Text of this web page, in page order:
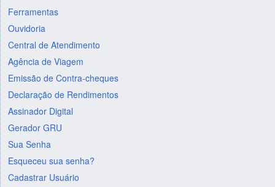
Ferramentas
Ouvidoria
Central de Atendimento
Agência de Viagem
Emissão de Contra-cheques
Declaração de Rendimentos
Assinador Digital
Gerador GRU
Sua Senha
Esqueceu sua senha?
Cadastrar Usuário